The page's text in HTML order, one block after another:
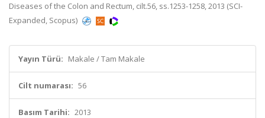
Diseases of the Colon and Rectum, cilt.56, ss.1253-1258, 2013 (SCI-
Expanded, Scopus)
Yayın Türü: Makale / Tam Makale
Cilt numarası: 56
Basım Tarihi: 2013